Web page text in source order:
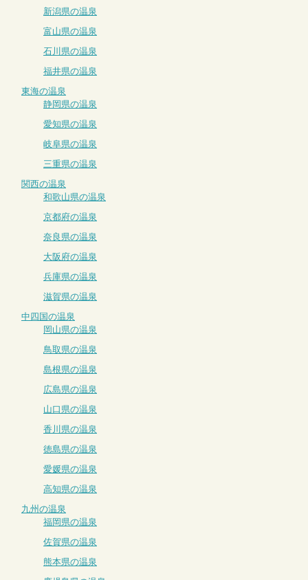
新潟県の温泉
富山県の温泉
石川県の温泉
福井県の温泉
東海の温泉
静岡県の温泉
愛知県の温泉
岐阜県の温泉
三重県の温泉
関西の温泉
和歌山県の温泉
京都府の温泉
奈良県の温泉
大阪府の温泉
兵庫県の温泉
滋賀県の温泉
中四国の温泉
岡山県の温泉
鳥取県の温泉
島根県の温泉
広島県の温泉
山口県の温泉
香川県の温泉
徳島県の温泉
愛媛県の温泉
高知県の温泉
九州の温泉
福岡県の温泉
佐賀県の温泉
熊本県の温泉